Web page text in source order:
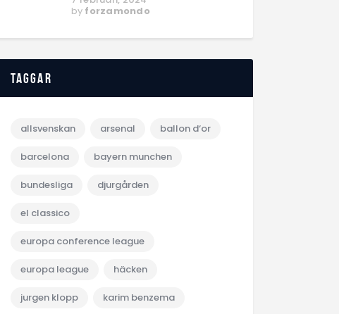
by forzamondo
Taggar
allsvenskan arsenal ballon d‘or
barcelona bayern munchen
bundesliga djurgården
el classico
europa conference league
europa league häcken
jurgen klopp karim benzema